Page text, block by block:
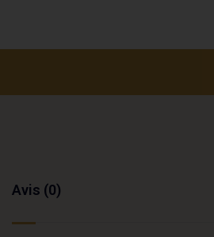
Avis (0)